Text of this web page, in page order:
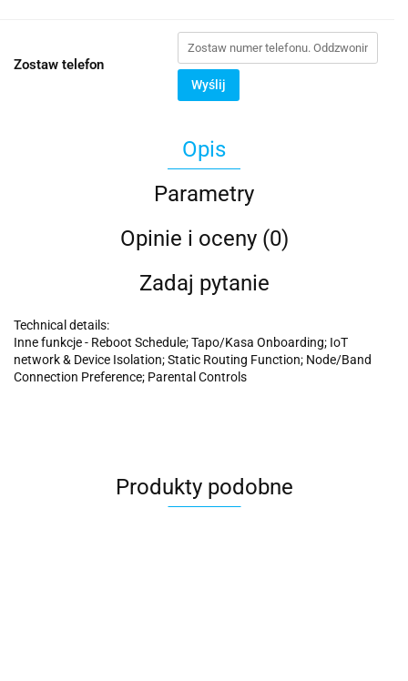
Zostaw telefon
Wyślij
Opis
Parametry
Opinie i oceny (0)
Zadaj pytanie
Technical details:
Inne funkcje - Reboot Schedule; Tapo/Kasa Onboarding; IoT
network & Device Isolation; Static Routing Function; Node/Band
Connection Preference; Parental Controls
Produkty podobne